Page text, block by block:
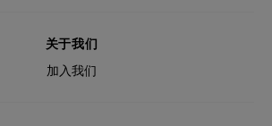
关于我们
加入我们